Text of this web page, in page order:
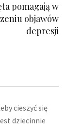
pomagają w
objawów
depresji
cieszyć się
dziecinnie